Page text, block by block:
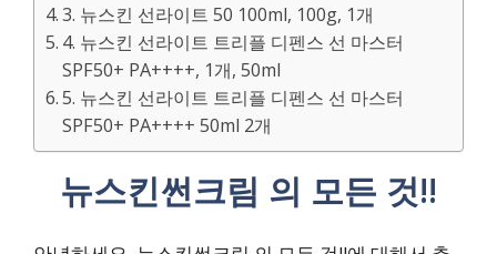
3. 뉴스킨 선라이트 50 100ml, 100g, 1개
4. 뉴스킨 선라이트 트리플 디펜스 선 마스터
SPF50+ PA++++, 1개, 50ml
5. 뉴스킨 선라이트 트리플 디펜스 선 마스터
SPF50+ PA++++ 50ml 2개
뉴스킨썬크림 의 모든 것!!